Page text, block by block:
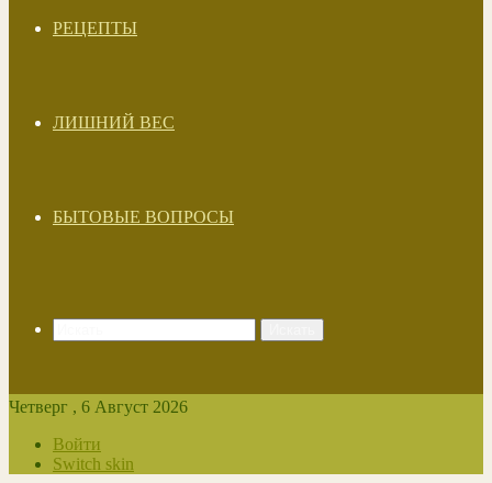
РЕЦЕПТЫ
ЛИШНИЙ ВЕС
БЫТОВЫЕ ВОПРОСЫ
Четверг , 6 Август 2026
Войти
Switch skin